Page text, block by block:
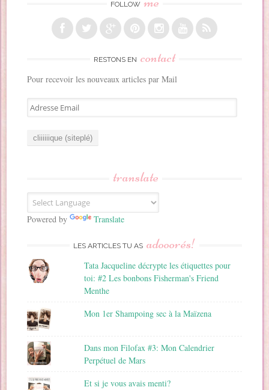
FOLLOW
RESTONS EN contact
Pour recevoir les nouveaux articles par Mail
A
d
E
m
a
translate
Powered by Translate
LES ARTICLES TU AS adooorés!
Tata Jacqueline décrypte les étiquettes pour
toi: #2 Les bonbons Fisherman's Friend
Menthe
Mon 1er Shampoing sec à la Maïzena
Dans mon Filofax #3: Mon Calendrier
Perpétuel de Mars
Et si je vous avais menti?